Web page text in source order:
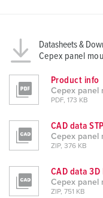
Datasheets &
Cepex panel
Product info
Cepex panel
PDF, 173 KB
CAD data STP
Cepex panel
ZIP, 376 KB
CAD data 3D
Cepex panel
ZIP, 751 KB